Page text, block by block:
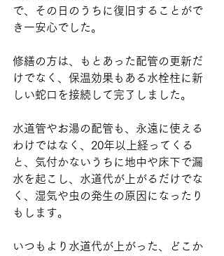
で、その日のうちに復旧することがで
き一安心でした。
修繕の方は、もとあった配管の更新だ
けでなく、保温効果もある水栓柱に新
しい蛇口を接続して完了しました。
水道管やお湯の配管も、永遠に使える
わけではなく、20年以上経ってくる
と、気付かないうちに地中や床下で漏
水を起こし、水道代が上がるだけでな
く、湿気や虫の発生の原因になったり
もします。
いつもより水道代が上がった、どこか